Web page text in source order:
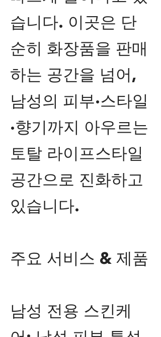
습니다. 이곳은 단
순히 화장품을 판매
하는 공간을 넘어,
남성의 피부·스타일
·향기까지 아우르는
토탈 라이프스타일
공간으로 진화하고
있습니다.
주요 서비스 & 제품
남성 전용 스킨케